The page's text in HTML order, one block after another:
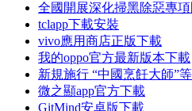
全國開展深化掃黑除惡專
tclapp下載安裝
vivo應用商店正版下載
我的oppo官方最新版本下載
新規施行 “中國烹飪大師”
微之顯app官方下載
GitMind安卓版下載